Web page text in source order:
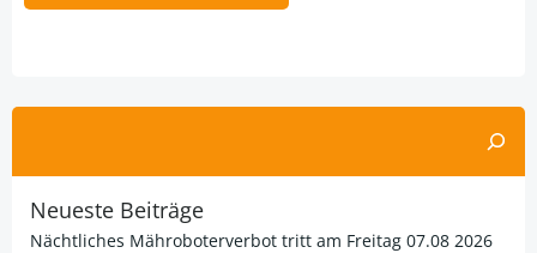
Neueste Beiträge
Nächtliches Mähroboterverbot tritt am Freitag 07.08 2026